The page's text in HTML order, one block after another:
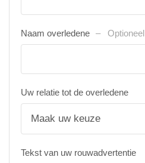
Naam overledene Optioneel
Uw relatie tot de overledene
Tekst van uw rouwadvertentie